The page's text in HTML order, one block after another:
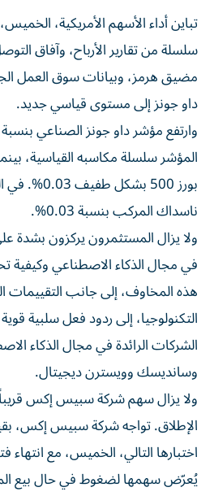
تباين أداء الأسهم الأمريكية،
سلسلة من تقارير الأرباح، وآفاق
مضيق هرمز، وبيانات سوق العمل
داو جونز إلى مستوى قياسي جديد.
المؤشر سلسلة مكاسبه القياسية،
بورز 500
ناسداك المركب بنسبة 0.03%.
ولا يزال المستثمرون يركزون بشدة
في مجال الذكاء الاصطناعي وكيفية
هذه المخاوف، إلى جانب
التكنولوجيا، إلى ردود فعل سلبية
الشركات الرائدة في مجال الذكاء
وسانديسك وويسترن ديجيتال.
ولا يزال سهم شركة سبيس إكس
الإطلاق. تواجه شركة سبيس إكس،
اختبارها التالي، الخميس، مع انتهاء
يُعرّض سهمها لضغوط في حال بيع